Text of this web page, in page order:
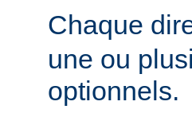
Chaque
une ou
optionnels.